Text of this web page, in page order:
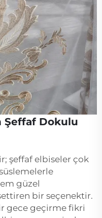
Şeffaf Dokulu
şeffaf elbiseler çok
güzel
bir seçenektir.
gece geçirme fikri